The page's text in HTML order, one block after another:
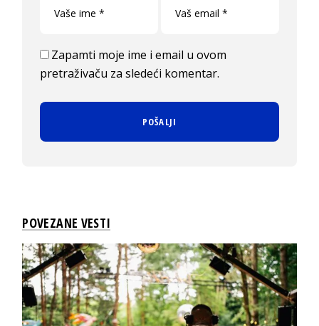
Zapamti moje ime i email u ovom
pretraživaču za sledeći komentar.
POVEZANE VESTI